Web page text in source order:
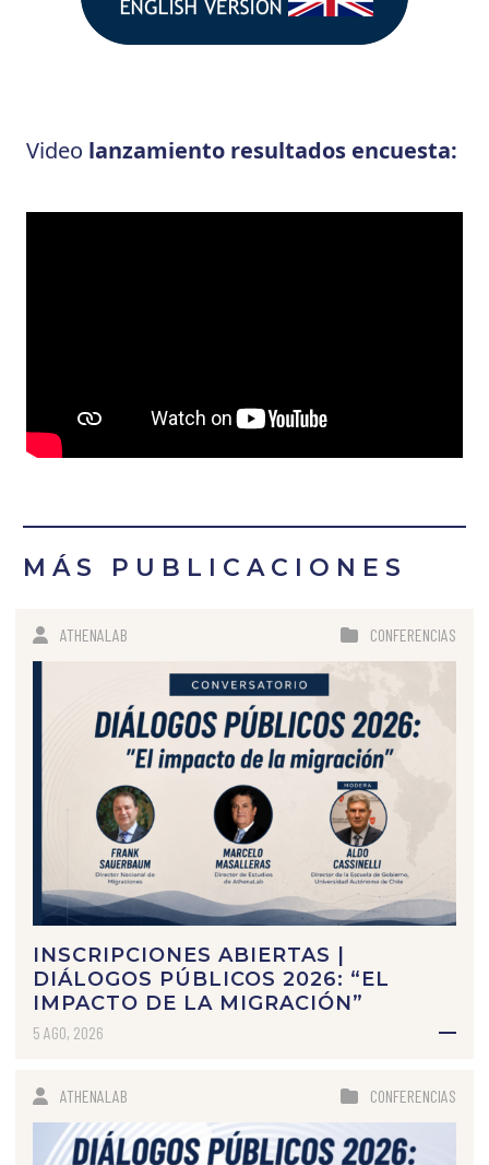
Video lanzamiento resultados encuesta:
MÁS PUBLICACIONES
ATHENALAB CONFERENCIAS
INSCRIPCIONES ABIERTAS |
DIÁLOGOS PÚBLICOS 2026: “EL
IMPACTO DE LA MIGRACIÓN”
5 AGO, 2026
ATHENALAB CONFERENCIAS